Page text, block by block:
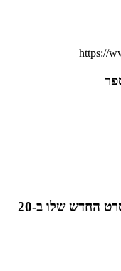
https://
בובספוג נותן את כל הסיבות לצפות בסרט החדש שלו ב-20